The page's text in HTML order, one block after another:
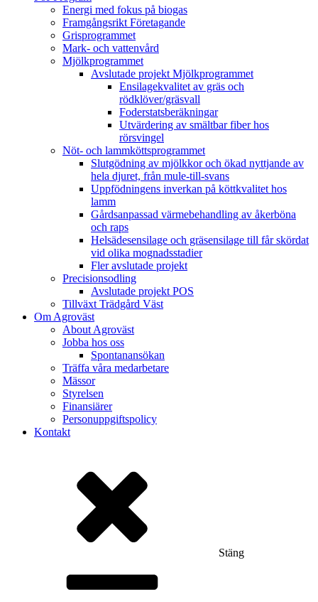
Energi med fokus på biogas
Framgångsrikt Företagande
Grisprogrammet
Mark- och vattenvård
Mjölkprogrammet
Avslutade projekt Mjölkprogrammet
Ensilagekvalitet av gräs och
rödklöver/gräsvall
Foderstatsberäkningar
Utvärdering av smältbar fiber hos
rörsvingel
Nöt- och lammköttsprogrammet
Slutgödning av mjölkkor och ökad nyttjande av
hela djuret, från mule-till-svans
Uppfödningens inverkan på köttkvalitet hos
lamm
Gårdsanpassad värmebehandling av åkerböna
och raps
Helsädesensilage och gräsensilage till får skördat
vid olika mognadsstadier
Fler avslutade projekt
Precisionsodling
Avslutade projekt POS
Tillväxt Trädgård Väst
Om Agroväst
About Agroväst
Jobba hos oss
Spontanansökan
Träffa våra medarbetare
Mässor
Styrelsen
Finansiärer
Personuppgiftspolicy
Kontakt
Stäng